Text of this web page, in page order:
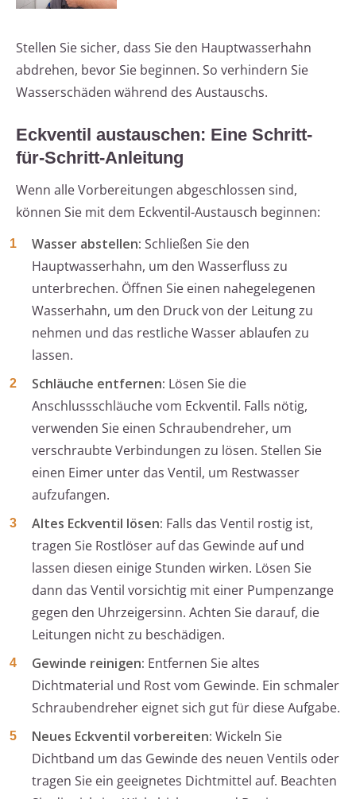
Stellen Sie sicher, dass Sie den Hauptwasserhahn
abdrehen, bevor Sie beginnen. So verhindern Sie
Wasserschäden während des Austauschs.
Eckventil austauschen: Eine Schritt-
für-Schritt-Anleitung
Wenn alle Vorbereitungen abgeschlossen sind,
können Sie mit dem Eckventil-Austausch beginnen:
Wasser abstellen: Schließen Sie den
Hauptwasserhahn, um den Wasserfluss zu
unterbrechen. Öffnen Sie einen nahegelegenen
Wasserhahn, um den Druck von der Leitung zu
nehmen und das restliche Wasser ablaufen zu
lassen.
Schläuche entfernen: Lösen Sie die
Anschlussschläuche vom Eckventil. Falls nötig,
verwenden Sie einen Schraubendreher, um
verschraubte Verbindungen zu lösen. Stellen Sie
einen Eimer unter das Ventil, um Restwasser
aufzufangen.
Altes Eckventil lösen: Falls das Ventil rostig ist,
tragen Sie Rostlöser auf das Gewinde auf und
lassen diesen einige Stunden wirken. Lösen Sie
dann das Ventil vorsichtig mit einer Pumpenzange
gegen den Uhrzeigersinn. Achten Sie darauf, die
Leitungen nicht zu beschädigen.
Gewinde reinigen: Entfernen Sie altes
Dichtmaterial und Rost vom Gewinde. Ein schmaler
Schraubendreher eignet sich gut für diese Aufgabe.
Neues Eckventil vorbereiten: Wickeln Sie
Dichtband um das Gewinde des neuen Ventils oder
tragen Sie ein geeignetes Dichtmittel auf. Beachten